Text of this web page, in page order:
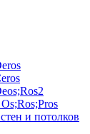
и потолков